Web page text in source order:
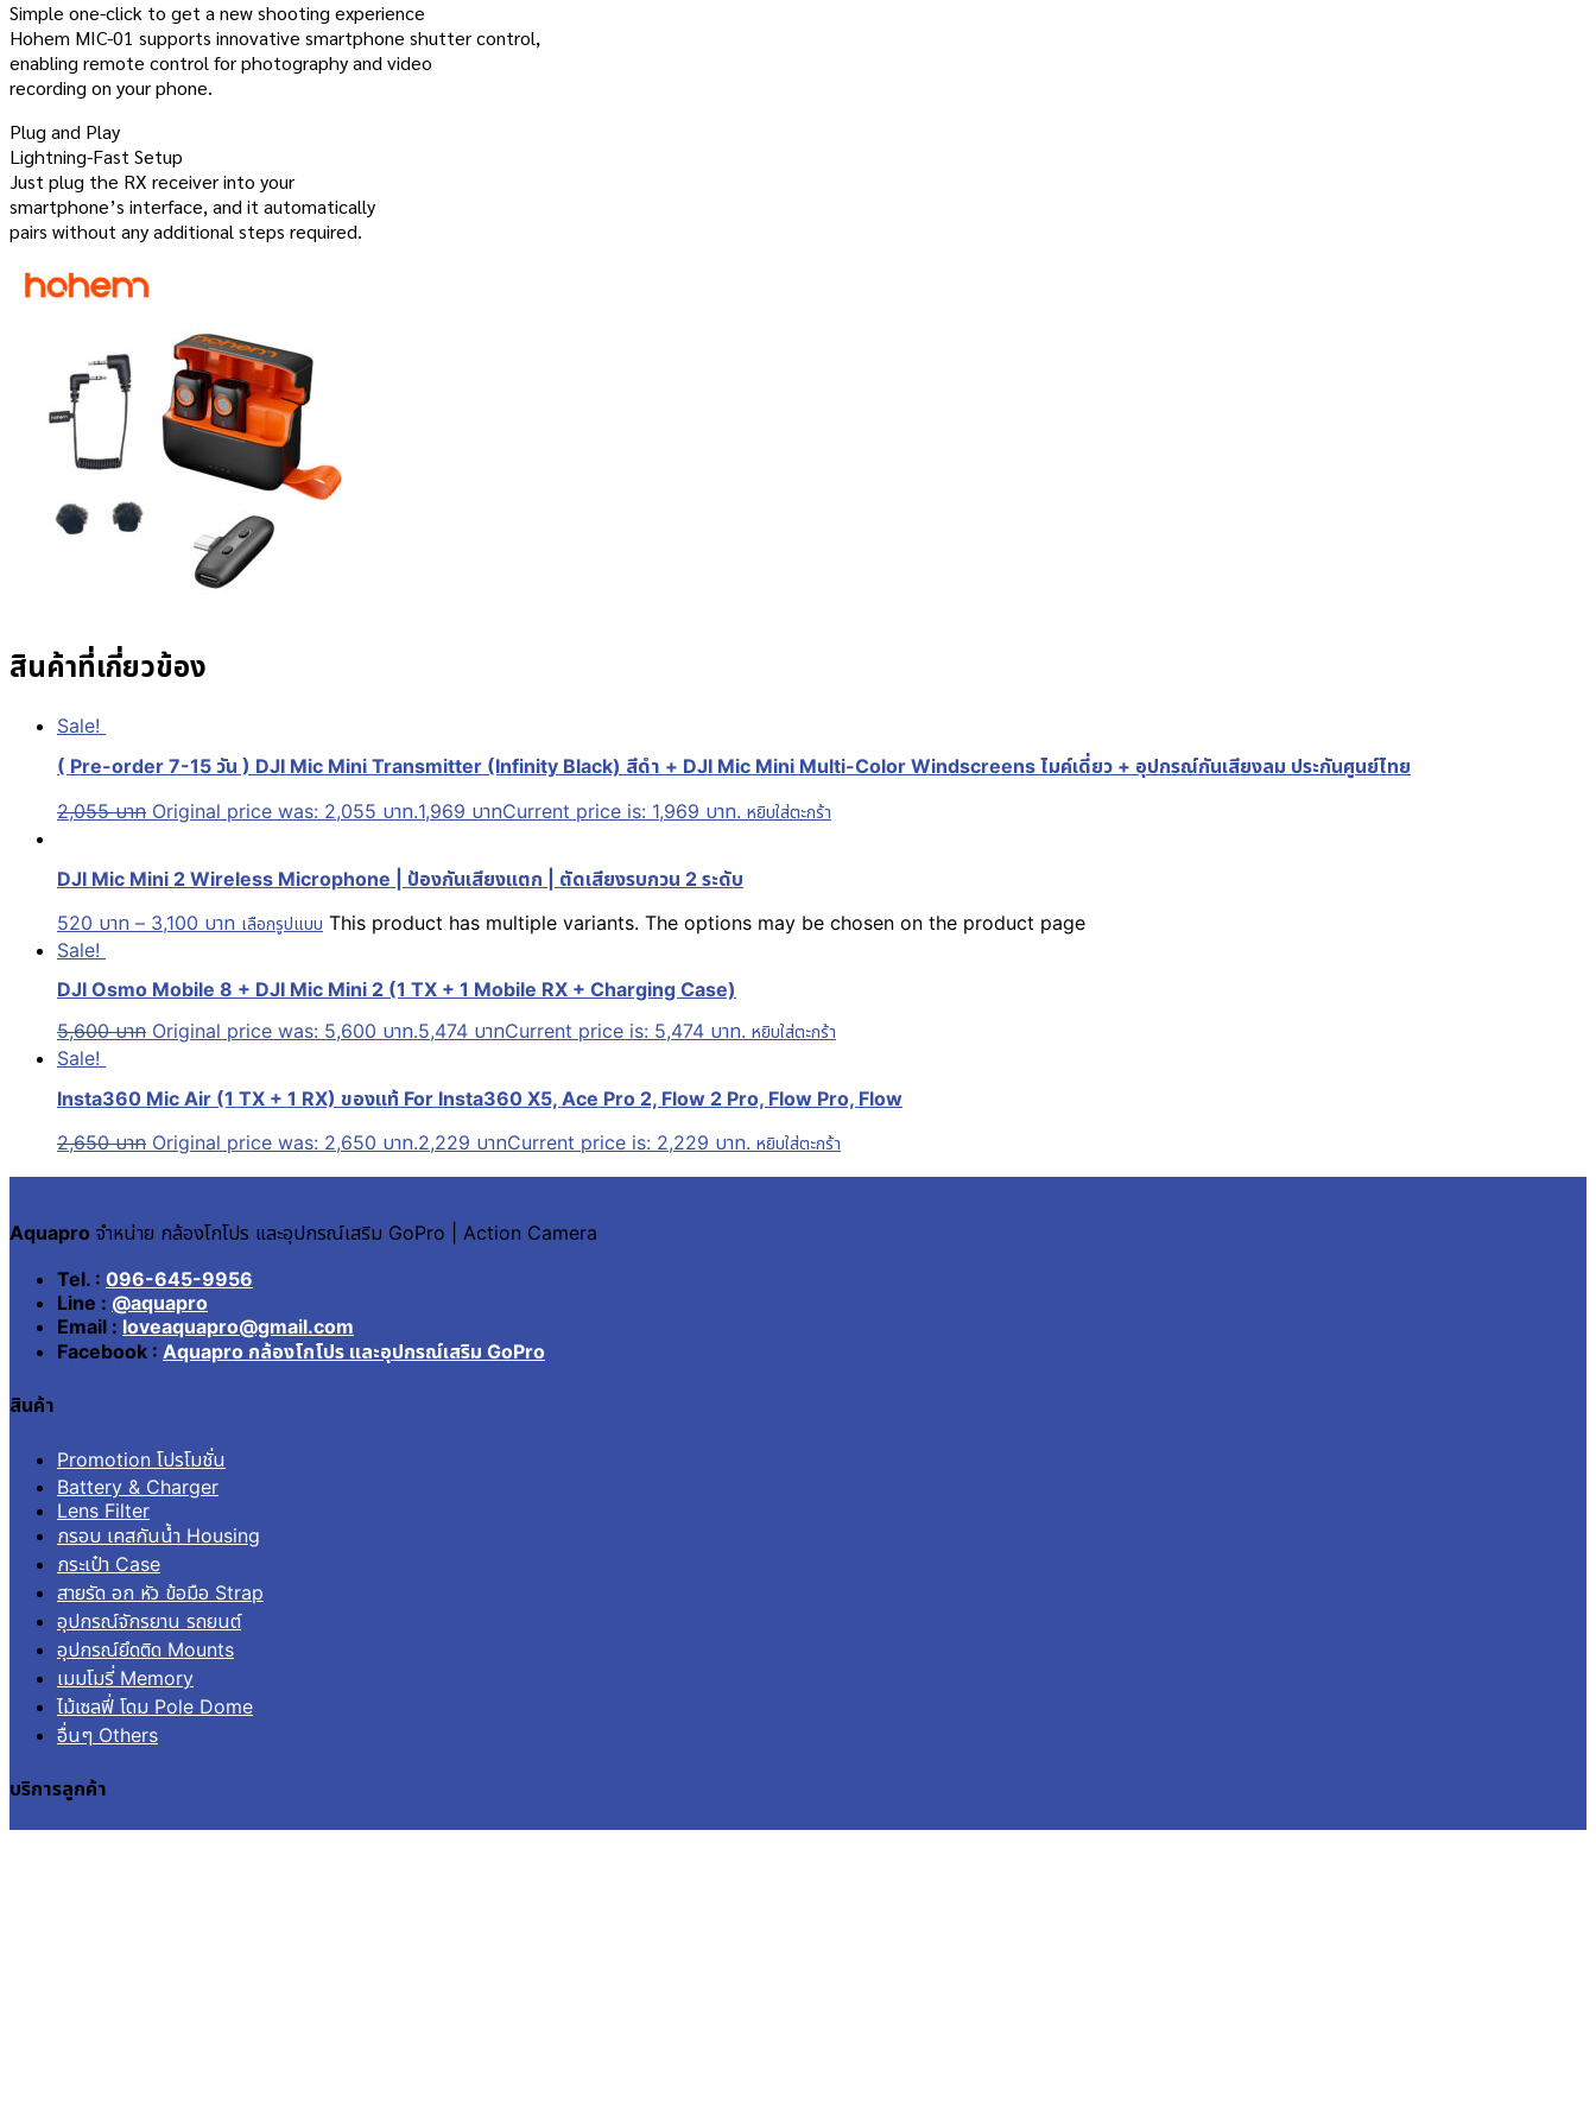
Simple one-click to get a new shooting experience
Hohem MIC-01 supports innovative smartphone shutter control,
enabling remote control for photography and video
recording on your phone.
Plug and Play
Lightning-Fast Setup
Just plug the RX receiver into your
smartphone’s interface, and it automatically
pairs without any additional steps required.
สินค้าที่เกี่ยวข้อง
Sale!
( Pre-order 7-15 วัน ) DJI Mic Mini Transmitter (Infinity Black) สีดำ + DJI Mic Mini Multi-Color Windscreens ไมค์เดี่ยว + อุปกรณ์กันเสียงลม ประกันศูนย์ไทย
2,055บาท Original price was: 2,055 บาท.1,969 บาทCurrent price is: 1,969 บาท. หยิบใส่ตะกร้า
DJI Mic Mini 2 Wireless Microphone | ป้องกันเสียงแตก | ตัดเสียงรบกวน 2 ระดับ
520 บาท – 3,100 บาท เลือกรูปแบบ This product has multiple variants. The options may be chosen on the product page
Sale!
DJI Osmo Mobile 8 + DJI Mic Mini 2 (1 TX + 1 Mobile RX + Charging Case)
5,600บาท Original price was: 5,600 บาท.5,474 บาทCurrent price is: 5,474 บาท. หยิบใส่ตะกร้า
Sale!
Insta360 Mic Air (1 TX + 1 RX) ของแท้ For Insta360 X5, Ace Pro 2, Flow 2 Pro, Flow Pro, Flow
2,650บาท Original price was: 2,650 บาท.2,229 บาทCurrent price is: 2,229 บาท. หยิบใส่ตะกร้า
Aquapro จำหน่าย กล้องโกโปร และอุปกรณ์เสริม GoPro | Action Camera
Tel. : 096-645-9956
Line : @aquapro
Email : loveaquapro@gmail.com
Facebook : Aquapro กล้องโกโปร และอุปกรณ์เสริม GoPro
สินค้า
Promotion โปรโมชั่น
Battery & Charger
Lens Filter
กรอบ เคสกันน้ำ Housing
กระเป๋า Case
สายรัด อก หัว ข้อมือ Strap
อุปกรณ์จักรยาน รถยนต์
อุปกรณ์ยึดติด Mounts
เมมโมรี่ Memory
ไม้เซลฟี่ โดม Pole Dome
อื่นๆ Others
บริการลูกค้า